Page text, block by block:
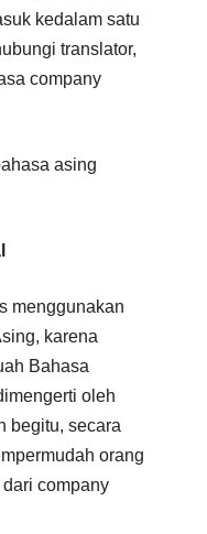
kedalam satu
translator,
company
asing
menggunakan
karena
Bahasa
oleh
begitu, secara
orang
company